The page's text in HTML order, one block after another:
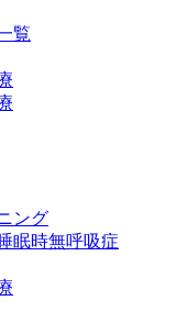
覧
ング
眠時無呼吸症